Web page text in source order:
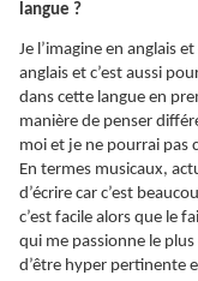
langue ?
Je l’imagine en anglais
anglais et c’est aussi
dans cette langue en
manière de penser
moi et je ne pourrai pas
En termes musicaux,
d’écrire car c’est
c’est facile alors que le
qui me passionne le
d’être hyper pertinente